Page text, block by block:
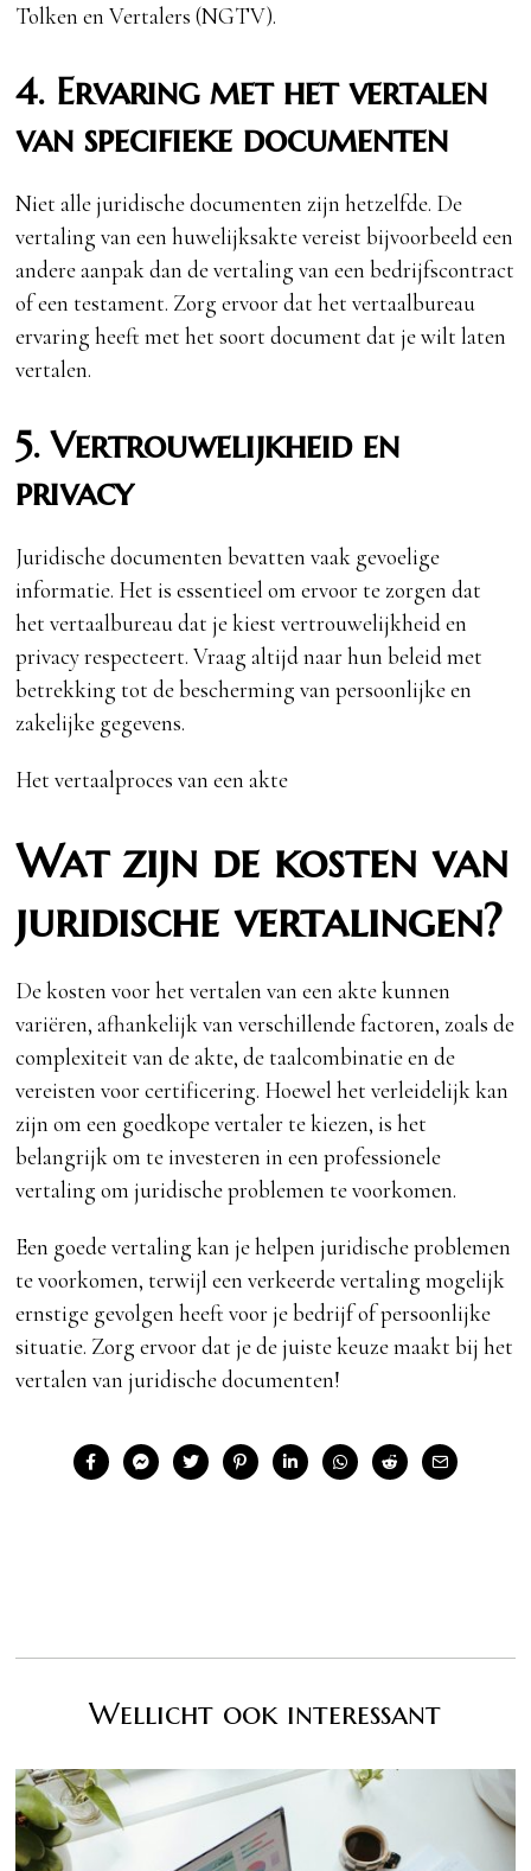
Tolken en Vertalers (NGTV).
4. Ervaring met het vertalen
van specifieke documenten
Niet alle juridische documenten zijn hetzelfde. De
vertaling van een huwelijksakte vereist bijvoorbeeld een
andere aanpak dan de vertaling van een bedrijfscontract
of een testament. Zorg ervoor dat het vertaalbureau
ervaring heeft met het soort document dat je wilt laten
vertalen.
5. Vertrouwelijkheid en
privacy
Juridische documenten bevatten vaak gevoelige
informatie. Het is essentieel om ervoor te zorgen dat
het vertaalbureau dat je kiest vertrouwelijkheid en
privacy respecteert. Vraag altijd naar hun beleid met
betrekking tot de bescherming van persoonlijke en
zakelijke gegevens.
Het vertaalproces van een akte
Wat zijn de kosten van
juridische vertalingen?
De kosten voor het vertalen van een akte kunnen
variëren, afhankelijk van verschillende factoren, zoals de
complexiteit van de akte, de taalcombinatie en de
vereisten voor certificering. Hoewel het verleidelijk kan
zijn om een goedkope vertaler te kiezen, is het
belangrijk om te investeren in een professionele
vertaling om juridische problemen te voorkomen.
Een goede vertaling kan je helpen juridische problemen
te voorkomen, terwijl een verkeerde vertaling mogelijk
ernstige gevolgen heeft voor je bedrijf of persoonlijke
situatie. Zorg ervoor dat je de juiste keuze maakt bij het
vertalen van juridische documenten!
Wellicht ook interessant